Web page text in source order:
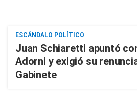
ESCÁNDALO POLÍTICO
Juan Schiaretti apuntó
Adorni y exigió su
Gabinete